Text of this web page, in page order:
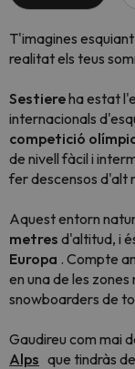
T'imagines
realitat els teus
Sestiereha estat
internacionals
competició
de nivell fàcil i
fer descensos d'alt
Aquest entorn
metres d'altitud, i
Europa . Compte
en una de les
snowboarders de
Gaudireu com mai
Alps que tindràs